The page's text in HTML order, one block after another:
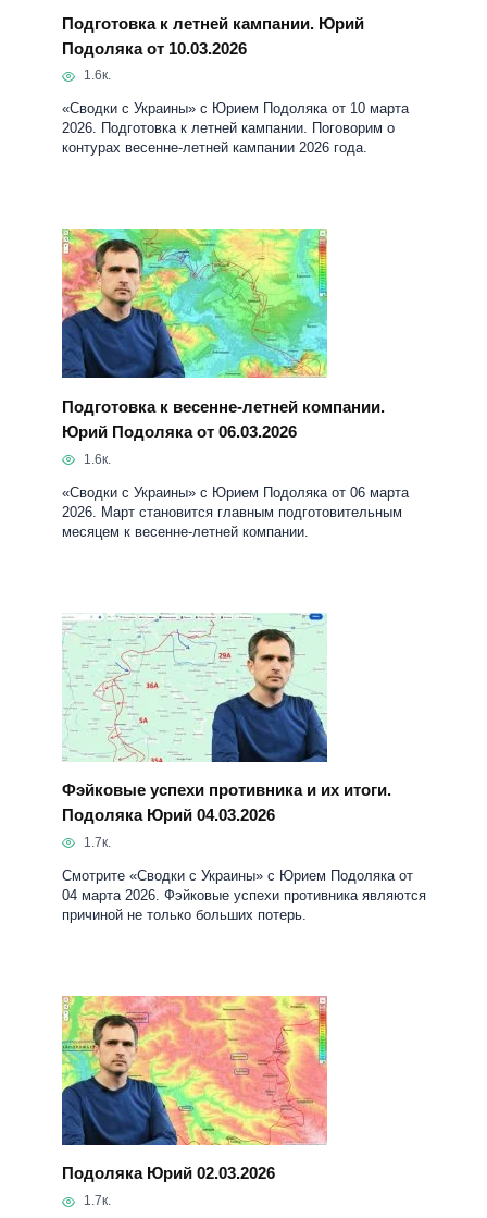
Подготовка к летней кампании. Юрий
Подоляка от 10.03.2026
1.6к.
«Сводки с Украины» с Юрием Подоляка от 10 марта
2026. Подготовка к летней кампании. Поговорим о
контурах весенне-летней кампании 2026 года.
Подготовка к весенне-летней компании.
Юрий Подоляка от 06.03.2026
1.6к.
«Сводки с Украины» с Юрием Подоляка от 06 марта
2026. Март становится главным подготовительным
месяцем к весенне-летней компании.
Фэйковые успехи противника и их итоги.
Подоляка Юрий 04.03.2026
1.7к.
Смотрите «Сводки с Украины» с Юрием Подоляка от
04 марта 2026. Фэйковые успехи противника являются
причиной не только больших потерь.
Подоляка Юрий 02.03.2026
1.7к.